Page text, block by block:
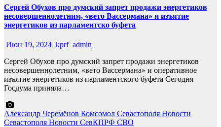
Сергей Обухов про думский запрет продажи энергетиков
несовершеннолетним, «вето Вассермана» и изъятие
энергетиков из парламентско буфета
Июн 19, 2024 kprf_admin
Сергей Обухов про думский запрет продажи энергетиков
несовершеннолетним, «вето Вассермана» и оперативное
изъятие энергетиков из парламентского буфета Сегодня
Госдума приняла…
Александр Черемёнов Комсомол Севастополя Новости
Севастополя Новости СевКПРФ СВО